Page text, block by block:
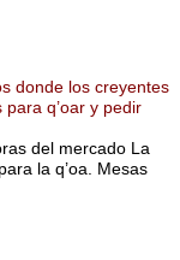
donde los creyentes
q’oar y pedir
del mercado La
la q’oa. Mesas